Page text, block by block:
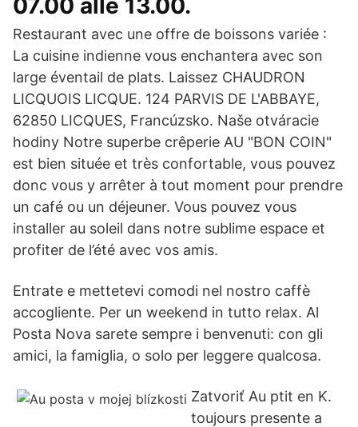
07.00 alle 13.00.
Restaurant avec une offre de boissons variée :
La cuisine indienne vous enchantera avec son
large éventail de plats. Laissez CHAUDRON
LICQUOIS LICQUE. 124 PARVIS DE L'ABBAYE,
62850 LICQUES, Francúzsko. Naše otváracie
hodiny Notre superbe crêperie AU "BON COIN"
est bien située et très confortable, vous pouvez
donc vous y arrêter à tout moment pour prendre
un café ou un déjeuner. Vous pouvez vous
installer au soleil dans notre sublime espace et
profiter de l’été avec vos amis.
Entrate e mettetevi comodi nel nostro caffè
accogliente. Per un weekend in tutto relax. Al
Posta Nova sarete sempre i benvenuti: con gli
amici, la famiglia, o solo per leggere qualcosa.
Zatvoriť Au ptit en K.
toujours presente a